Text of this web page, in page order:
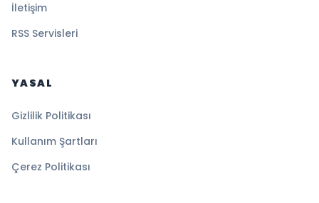
İletişim
RSS Servisleri
YASAL
Gizlilik Politikası
Kullanım Şartları
Çerez Politikası